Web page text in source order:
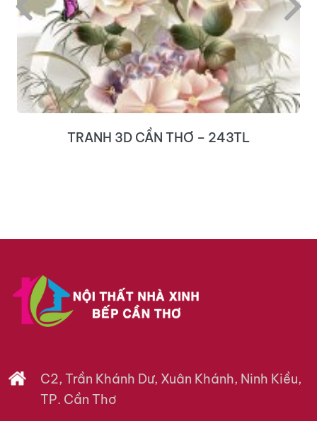
TRANH 3D CẦN THƠ – 243TL
C2, Trần Khánh Dư, Xuân Khánh, Ninh Kiều,
TP. Cần Thơ